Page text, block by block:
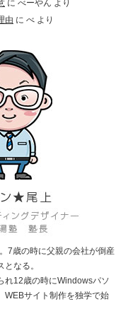
に べーやん より
由 に べ より
7歳の時に父親の会社が倒産
なる。
れ12歳の時にWindowsパソ
WEBサイト制作を独学で始